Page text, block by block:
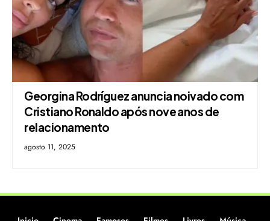
Georgina Rodríguez anuncia noivado com
Cristiano Ronaldo após nove anos de
relacionamento
agosto 11, 2025